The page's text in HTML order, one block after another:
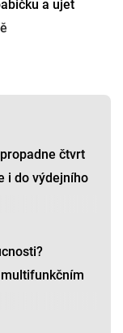
a ujet
čtvrt
i do výdejního